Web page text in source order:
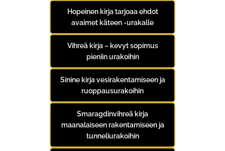
Hopeinen kirja tarjoaa ehdot
avaimet käteen -urakalle
Vihreä kirja – kevyt sopimus
pieniin urakoihin
Sinine kirja vesirakentamiseen ja
ruoppausurakoihin
Smaragdinvihreä kirja
maanalaiseen rakentamiseen ja
tunneliurakoihin